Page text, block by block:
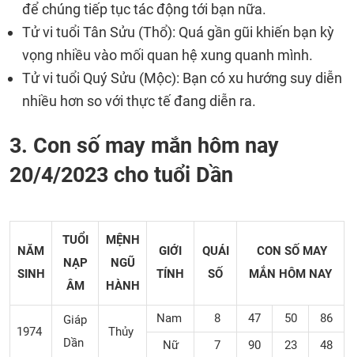
để chúng tiếp tục tác động tới bạn nữa.
Tử vi tuổi Tân Sửu (Thổ): Quá gần gũi khiến bạn kỳ
vọng nhiều vào mối quan hệ xung quanh mình.
Tử vi tuổi Quý Sửu (Mộc): Bạn có xu hướng suy diễn
nhiều hơn so với thực tế đang diễn ra.
3. Con số may mắn hôm nay
20/4/2023 cho tuổi Dần
NĂM
SINH
TUỔI
NẠP
ÂM
MỆNH
NGŨ
HÀNH
GIỚI
TÍNH
QUÁI
SỐ
CON SỐ MAY
MẮN HÔM NAY
1974
Giáp
Dần
Thủy
Nam 8 47 50
86
Nữ
7 90 23 48